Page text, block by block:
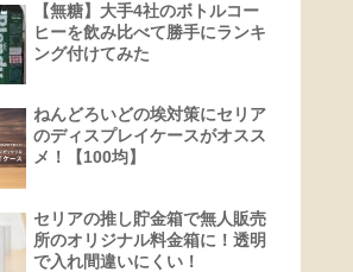
【無糖】大手4社のボトルコー
ヒーを飲み比べて勝手にランキ
ング付けてみた
ねんどろいどの埃対策にセリア
のディスプレイケースがオスス
メ！【100均】
セリアの推し貯金箱で無人販売
所のオリジナル料金箱に！透明
で入れ間違いにくい！